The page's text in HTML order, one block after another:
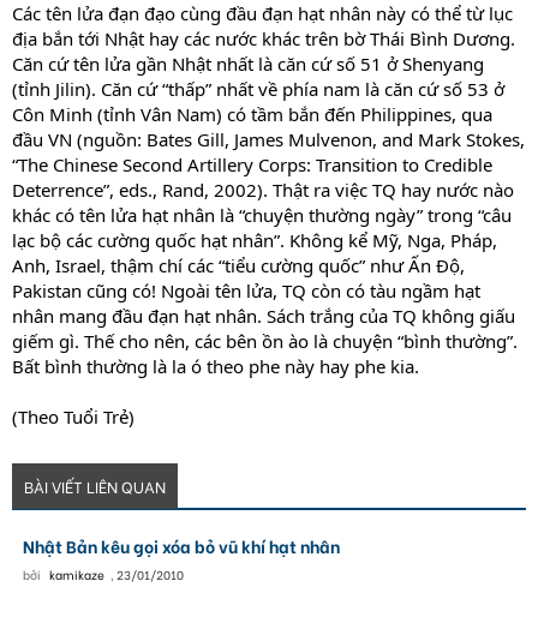
Các tên lửa đạn đạo cùng đầu đạn hạt nhân này có thể từ lục
địa bắn tới Nhật hay các nước khác trên bờ Thái Bình Dương.
Căn cứ tên lửa gần Nhật nhất là căn cứ số 51 ở Shenyang
(tỉnh Jilin). Căn cứ “thấp” nhất về phía nam là căn cứ số 53 ở
Côn Minh (tỉnh Vân Nam) có tầm bắn đến Philippines, qua
đầu VN (nguồn: Bates Gill, James Mulvenon, and Mark Stokes,
“The Chinese Second Artillery Corps: Transition to Credible
Deterrence”, eds., Rand, 2002). Thật ra việc TQ hay nước nào
khác có tên lửa hạt nhân là “chuyện thường ngày” trong “câu
lạc bộ các cường quốc hạt nhân”. Không kể Mỹ, Nga, Pháp,
Anh, Israel, thậm chí các “tiểu cường quốc” như Ấn Độ,
Pakistan cũng có! Ngoài tên lửa, TQ còn có tàu ngầm hạt
nhân mang đầu đạn hạt nhân. Sách trắng của TQ không giấu
giếm gì. Thế cho nên, các bên ồn ào là chuyện “bình thường”.
Bất bình thường là la ó theo phe này hay phe kia.
(Theo Tuổi Trẻ)
BÀI VIẾT LIÊN QUAN
Nhật Bản kêu gọi xóa bỏ vũ khí hạt nhân
bởi kamikaze , 23/01/2010